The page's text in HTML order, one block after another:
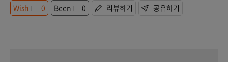
Wish
0 Been 0 리뷰하기 공유하기